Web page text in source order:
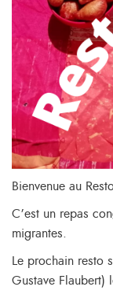
Bienvenue au
C’est un repas
migrantes.
Le prochain resto
Gustave Flaubert)